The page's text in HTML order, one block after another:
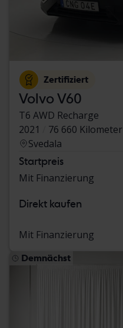
Zertifiziert
Volvo V60
T6 AWD Recharge
2021
76 660 Kilometer
Svedala
Startpreis
Mit Finanzierung
Direkt kaufen
Mit Finanzierung
Demnächst